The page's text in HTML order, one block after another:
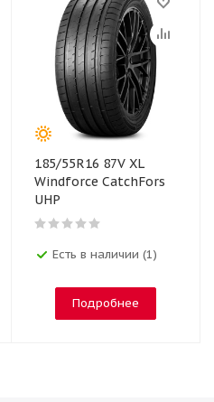
185/55R16 87V XL
Windforce CatchFors
UHP
Есть в наличии (1)
Подробнее